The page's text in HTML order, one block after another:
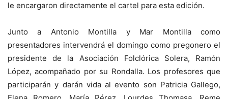
le encargaron directamente el cartel para esta edición.
Junto a Antonio Montilla y Mar Montilla como
presentadores intervendrá el domingo como pregonero el
presidente de la Asociación Folclórica Solera, Ramón
López, acompañado por su Rondalla. Los profesores que
participarán y darán vida al evento son Patricia Gallego,